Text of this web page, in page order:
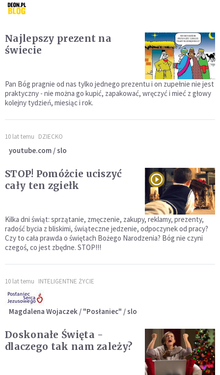
Najlepszy prezent na
świecie
Pan Bóg pragnie od nas tylko jednego prezentu i on zupełnie nie jest
praktyczny - nie można go kupić, zapakować, wręczyć i mieć z głowy
kolejny tydzień, miesiąc i rok.
10 lat temu DZIECKO
youtube.com / slo
STOP! Pomóżcie uciszyć
cały ten zgiełk
Kilka dni świąt: sprzątanie, zmęczenie, zakupy, reklamy, prezenty,
radość bycia z bliskimi, świąteczne jedzenie, odpoczynek od pracy?
Czy to cała prawda o świętach Bożego Narodzenia? Bóg nie czyni
czegoś, co jest zbędne. STOP!!!
10 lat temu INTELIGENTNE ŻYCIE
Magdalena Wojaczek / "Posłaniec" / slo
Doskonałe Święta -
dlaczego tak nam zależy?